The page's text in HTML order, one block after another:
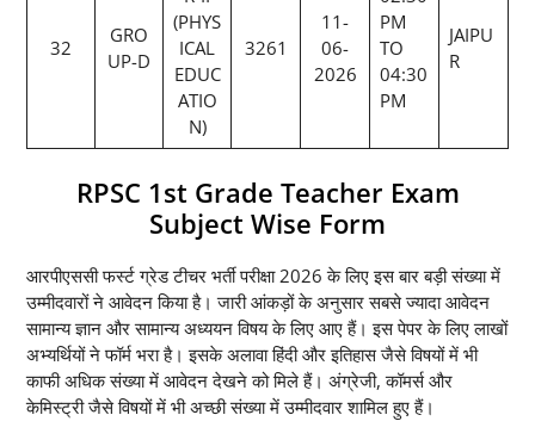
32
GRO
UP-D
(PHYS
ICAL
EDUC
ATIO
N)
3261
11-
06-
2026
PM
TO
04:30
PM
JAIPU
R
RPSC 1st Grade Teacher Exam
Subject Wise Form
आरपीएससी फर्स्ट ग्रेड टीचर भर्ती परीक्षा 2026 के लिए इस बार बड़ी संख्या में
उम्मीदवारों ने आवेदन किया है। जारी आंकड़ों के अनुसार सबसे ज्यादा आवेदन
सामान्य ज्ञान और सामान्य अध्ययन विषय के लिए आए हैं। इस पेपर के लिए लाखों
अभ्यर्थियों ने फॉर्म भरा है। इसके अलावा हिंदी और इतिहास जैसे विषयों में भी
काफी अधिक संख्या में आवेदन देखने को मिले हैं। अंग्रेजी, कॉमर्स और
केमिस्ट्री जैसे विषयों में भी अच्छी संख्या में उम्मीदवार शामिल हुए हैं।